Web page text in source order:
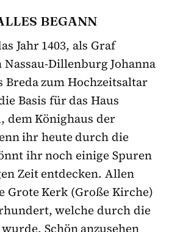
BEGANN
Jahr 1403, als Graf
Dillenburg Johanna
Breda zum Hochzeitsaltar
Basis für das Haus
dem Könighaus der
ihr heute durch die
ihr noch einige Spuren
Zeit entdecken. Allen
Grote Kerk (Große Kirche)
welche durch die
Schön anzusehen